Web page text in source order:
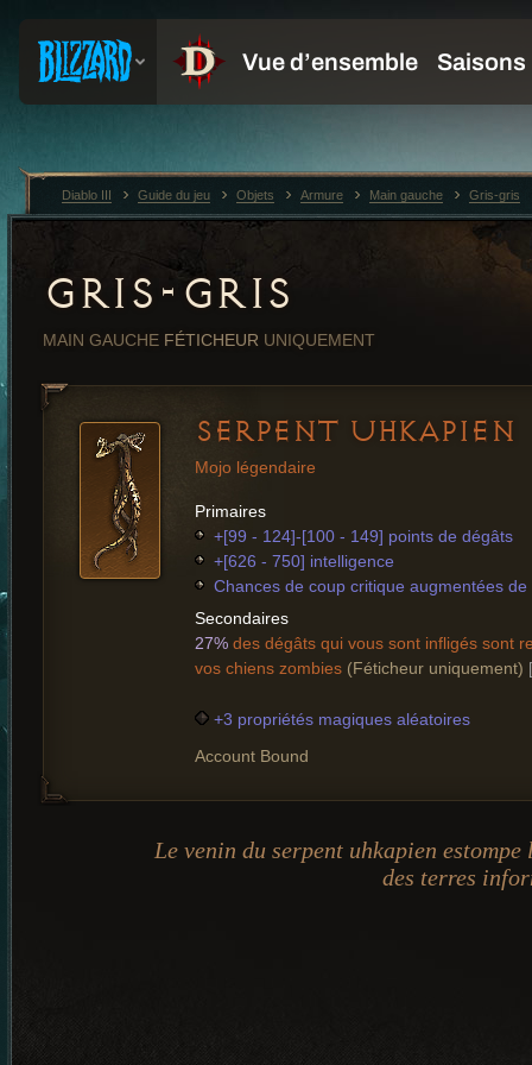
GRIS-GRIS
MAIN GAUCHE FÉTICHEUR UNIQUEMENT
SERPENT UHKAPIEN
Mojo légendaire
Primaires
+[99 - 124]-[100 - 149] points de dégâts
+[626 - 750] intelligence
Chances de coup critique augmentées
Secondaires
27% des dégâts qui vous sont infligés sont
vos chiens zombies (Féticheur uniquement)
+3 propriétés magiques aléatoires
Account Bound
Le venin du serpent uhkapien
des terres
Diablo III Guide du jeu Objets Armure Main gauche Gris-gris